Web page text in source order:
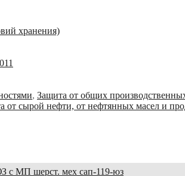
хранения)
, Защита от общих
от сырой нефти, от нефтянных масел и